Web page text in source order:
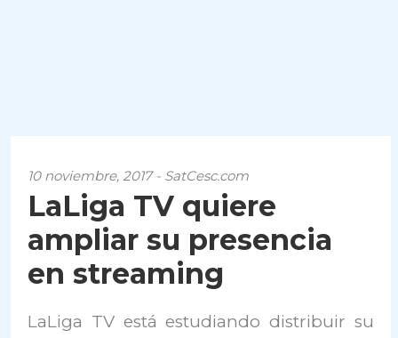
10 noviembre, 2017 - SatCesc.com
LaLiga TV quiere
ampliar su presencia
en streaming
LaLiga TV está estudiando distribuir su